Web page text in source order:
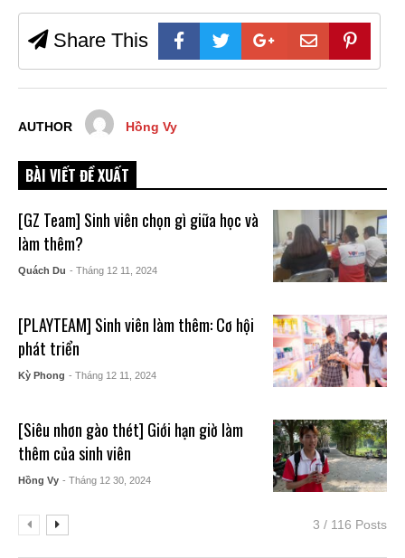
Share This
AUTHOR Hồng Vy
BÀI VIẾT ĐỀ XUẤT
[GZ Team] Sinh viên chọn gì giữa học và
làm thêm?
Quách Du - Tháng 12 11, 2024
[PLAYTEAM] Sinh viên làm thêm: Cơ hội
phát triển
Kỳ Phong - Tháng 12 11, 2024
[Siêu nhơn gào thét] Giới hạn giờ làm
thêm của sinh viên
Hồng Vy - Tháng 12 30, 2024
3 / 116 Posts